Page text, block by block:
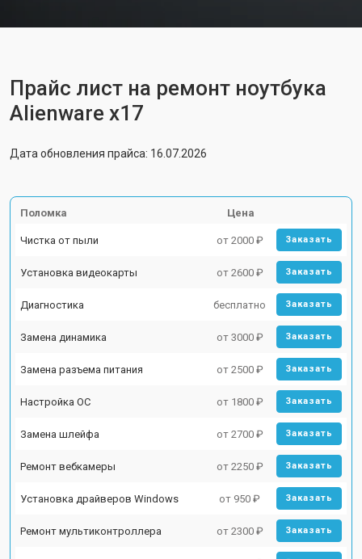
Прайс лист на ремонт ноутбука
Alienware x17
Дата обновления прайса: 16.07.2026
Поломка Цена
Чистка от пыли от 2000 ₽ Заказать
Установка видеокарты от 2600 ₽ Заказать
Диагностика бесплатно Заказать
Замена динамика от 3000 ₽ Заказать
Замена разъема питания от 2500 ₽ Заказать
Настройка ОС от 1800 ₽ Заказать
Замена шлейфа от 2700 ₽ Заказать
Ремонт вебкамеры от 2250 ₽ Заказать
Установка драйверов Windows от 950 ₽ Заказать
Ремонт мультиконтроллера от 2300 ₽ Заказать